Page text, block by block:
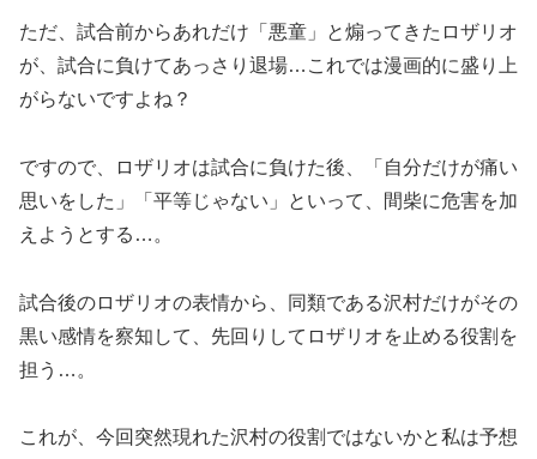
ただ、試合前からあれだけ「悪童」と煽ってきたロザリオ
が、試合に負けてあっさり退場…これでは漫画的に盛り上
がらないですよね？
ですので、ロザリオは試合に負けた後、「自分だけが痛い
思いをした」「平等じゃない」といって、間柴に危害を加
えようとする…。
試合後のロザリオの表情から、同類である沢村だけがその
黒い感情を察知して、先回りしてロザリオを止める役割を
担う…。
これが、今回突然現れた沢村の役割ではないかと私は予想